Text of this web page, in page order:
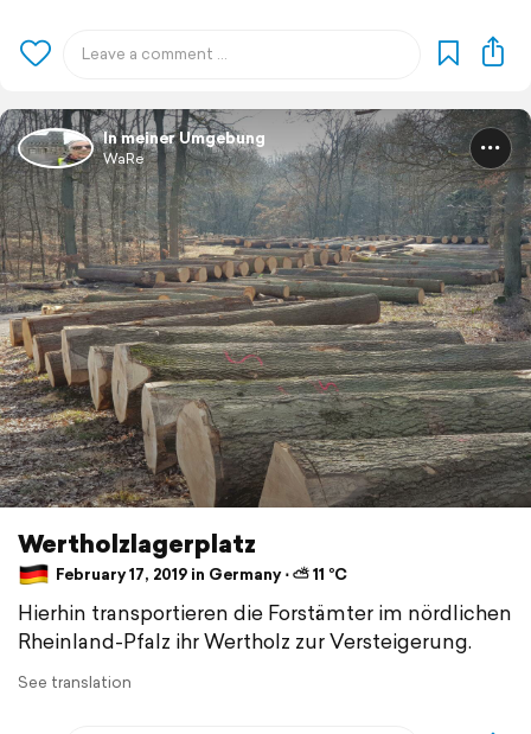
In meiner Umgebung
WaRe
Wertholzlagerplatz
February 17, 2019 in Germany ⋅ ⛅ 11 °C
Hierhin transportieren die Forstämter im nördlichen
Rheinland-Pfalz ihr Wertholz zur Versteigerung.
See translation